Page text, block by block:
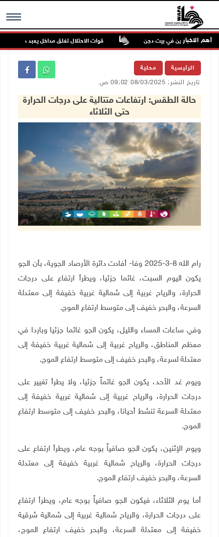
MENU أهم الاخبار
للمستعمرين في بيت دجن قوات الاحتلال تغلق مداخل يعبد جنوب غرب
الرئيسية محلية
تاريخ النشر: 08/03/2025 09:02 ص
حالة الطقس: ارتفاعات متتالية على درجات الحرارة
حتى الثلاثاء
رام الله 8-3-2025 وفا- أفادت دائرة الأرصاد الجوية، بأن الجو
يكون اليوم السبت، غائما جزئيا، ويطرأ ارتفاع على درجات
الحرارة، والرياح غربية إلى شمالية غربية خفيفة إلى معتدلة
السرعة، والبحر خفيف إلى متوسط ارتفاع الموج.
وفي ساعات المساء والليل، يكون الجو غائما جزئيا وباردا في
معظم المناطق، والرياح غربية إلى شمالية غربية خفيفة إلى
معتدلة لسرعة، والبحر خفيف إلى متوسط ارتفاع الموج.
ويوم غد الأحد، يكون الجو غائماً جزئيا، ولا يطرأ تغيير على
درجات الحرارة، والرياح غربية إلى شمالية غربية خفيفة إلى
معتدلة السرعة تنشط أحيانا، والبحر خفيف إلى متوسط ارتفاع
الموج.
ويوم الإثنين، يكون الجو صافياً بوجه عام، ويطرأ ارتفاع على
درجات الحرارة، والرياح شمالية غربية خفيفة إلى معتدلة
السرعة، والبحر خفيف ارتفاع الموج.
أما يوم الثلاثاء، فيكون الجو صافياً بوجه عام، ويطرأ ارتفاع
على درجات الحرارة، والرياح شمالية غربية إلى شمالية شرقية
خفيفة إلى معتدلة السرعة، والبحر خفيف ارتفاع الموج،